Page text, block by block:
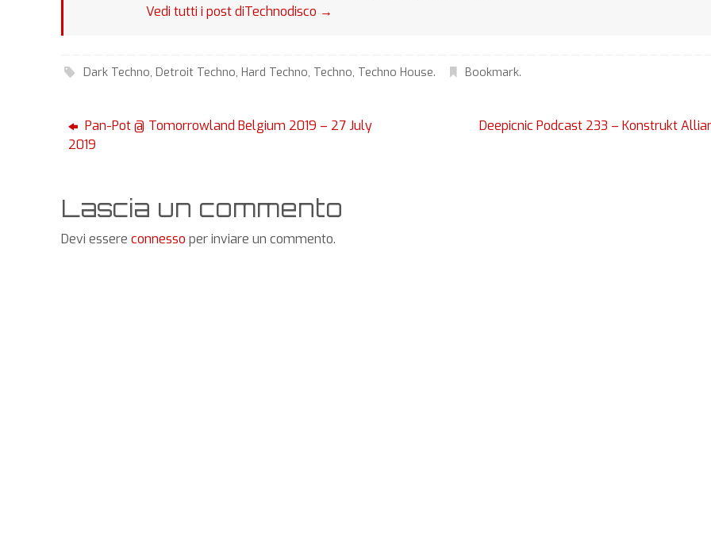
Vedi tutti i post diTechnodisco →
Dark Techno,Detroit Techno,Hard Techno, Techno, Techno House. Bookmark.
Pan-Pot @ Tomorrowland Belgium 2019 – 27 July
2019
Deepicnic Podcast 233 – Konstrukt
Lascia un commento
Devi essere connesso per inviare un commento.